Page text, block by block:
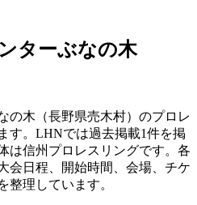
ターぶなの木
の木（長野県売木村）のプロレ
す。LHNでは過去掲載1件を掲
は信州プロレスリングです。各
会日程、開始時間、会場、チケ
整理しています。